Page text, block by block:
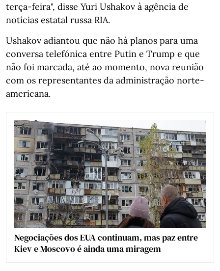
terça-feira", disse Yuri Ushakov à agência de
notícias estatal russa RIA.
Ushakov adiantou que não há planos para uma
conversa telefónica entre Putin e Trump e que
não foi marcada, até ao momento, nova reunião
com os representantes da administração norte-
americana.
Negociações dos EUA continuam, mas paz entre
Kiev e Moscovo é ainda uma miragem